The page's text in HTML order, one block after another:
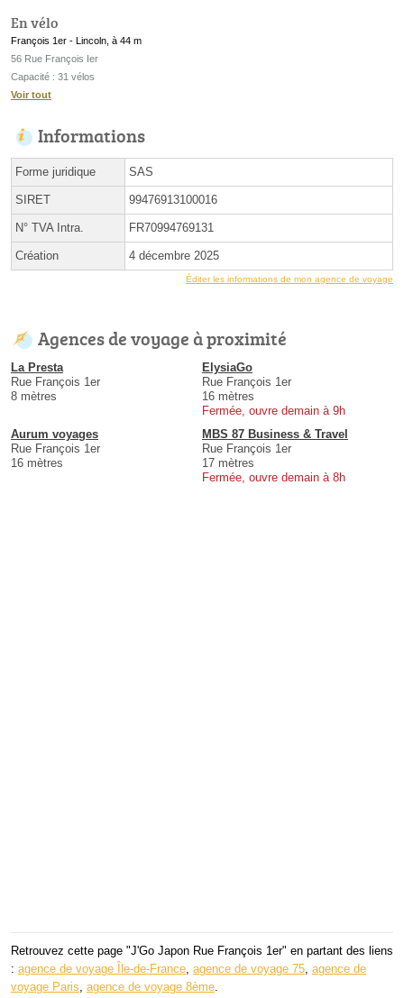
En vélo
François 1er - Lincoln, à 44 m
56 Rue François Ier
Capacité : 31 vélos
Voir tout
Informations
Forme juridique SAS
SIRET 99476913100016
N° TVA Intra. FR70994769131
Création 4 décembre 2025
Éditer les informations de mon agence de voyage
Agences de voyage à proximité
La Presta
Rue François 1er
8 mètres
ElysiaGo
Rue François 1er
16 mètres
Fermée, ouvre demain à 9h
Aurum voyages
Rue François 1er
16 mètres
MBS 87 Business & Travel
Rue François 1er
17 mètres
Fermée, ouvre demain à 8h
Retrouvez cette page "J'Go Japon Rue François 1er" en partant des liens
: agence de voyage Île-de-France agence de voyage 75 agence de
voyage Paris agence de voyage 8ème